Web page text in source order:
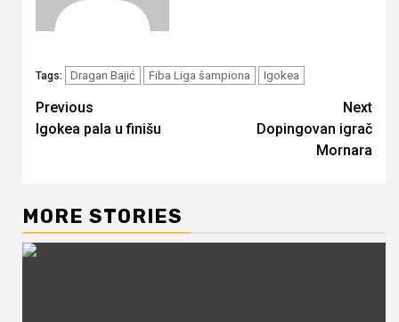
Tags: Dragan Bajić Fiba Liga šampiona Igokea
Continue
Reading
Previous
Igokea pala u finišu
Next
Dopingovan igrač
Mornara
MORE STORIES